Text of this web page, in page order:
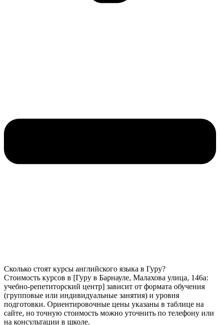
Сколько стоят курсы английского языка в Гуру?
Стоимость курсов в [Гуру в Барнауле, Малахова улица, 146а:
учебно-репетиторский центр] зависит от формата обучения
(групповые или индивидуальные занятия) и уровня
подготовки. Ориентировочные цены указаны в таблице на
сайте, но точную стоимость можно уточнить по телефону или
на консультации в школе.